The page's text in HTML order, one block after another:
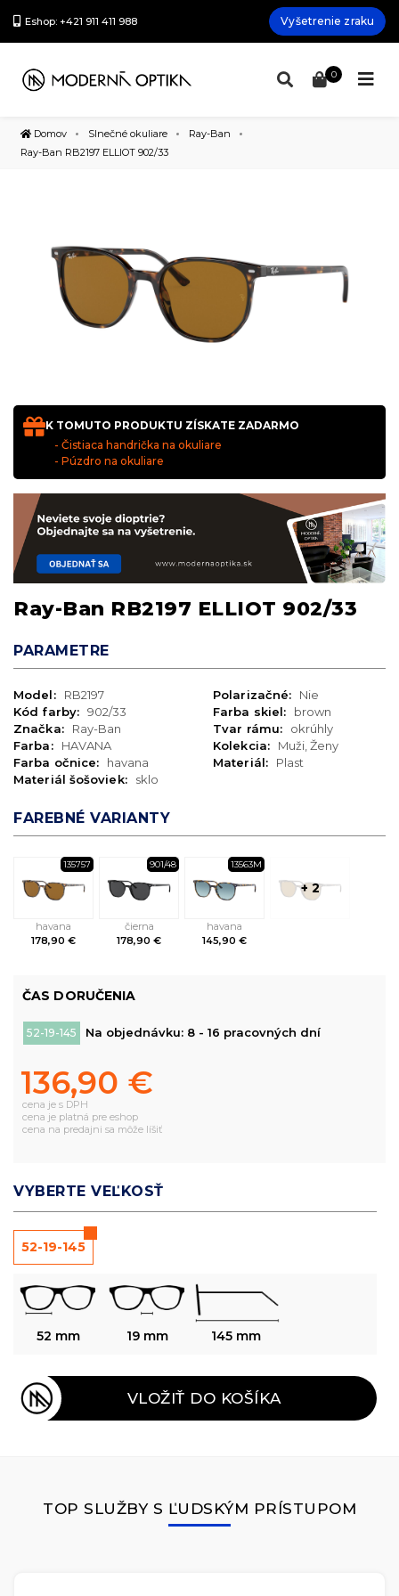
Eshop: +421 911 411 988 Vyšetrenie zraku
0
Domov Slnečné okuliare
Ray-Ban
Ray-Ban RB2197 ELLIOT 902/33
K TOMUTO PRODUKTU ZÍSKATE ZADARMO
- Čistiaca handrička na okuliare
- Púzdro na okuliare
Ray-Ban RB2197 ELLIOT 902/33
PARAMETRE
Model:
RB2197
Kód farby: 902/33
Značka:
Ray-Ban
Farba:
HAVANA
Farba očnice:
havana
Materiál šošoviek:
sklo
Polarizačné:
Nie
Farba skiel:
brown
Tvar rámu:
okrúhly
Kolekcia:
Muži, Ženy
Materiál:
Plast
FAREBNÉ VARIANTY
135757
havana
178,90 €
901/48
čierna
178,90 €
13563M
havana
145,90 €
+ 2
ČAS DORUČENIA
52-19-145 Na objednávku: 8 - 16 pracovných dní
136,90 €
cena je s DPH
cena je platná pre eshop
cena na predajni sa môže líšiť
VYBERTE VEĽKOSŤ
52-19-145
52 mm 19 mm 145 mm
VLOŽIŤ DO KOŠÍKA
TOP SLUŽBY S ĽUDSKÝM PRÍSTUPOM